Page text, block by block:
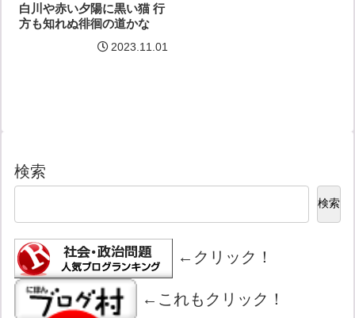
白川や赤い夕陽に黒い猫 行
方も知れぬ徘徊の道かな
2023.11.01
検索
検索
←クリック！
←これもクリック！